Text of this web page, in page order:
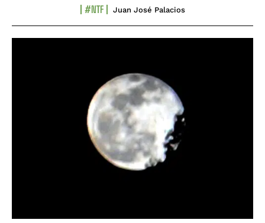
#NTF Juan José Palacios